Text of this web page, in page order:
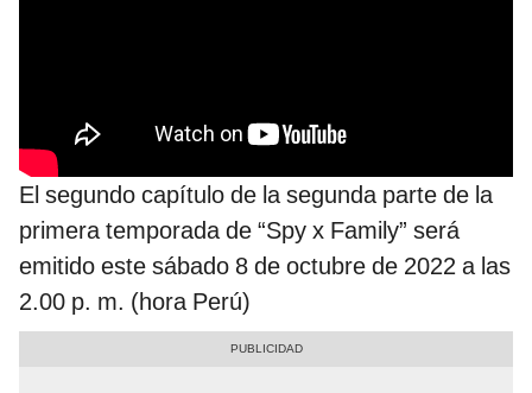
El segundo capítulo de la segunda parte de la
primera temporada de “Spy x Family” será
emitido este sábado 8 de octubre de 2022 a las
2.00 p. m. (hora Perú)